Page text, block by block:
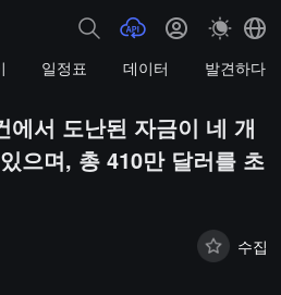
일정표 데이터 발견하다
서 도난된 자금이 네 개
으며, 총 410만 달러를 초
수집